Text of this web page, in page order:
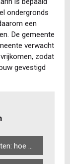
ondergronds
een
De gemeente
verwacht
zodat
gevestigd
Contractenrecht voor overheidsjuristen: hoe stel je een goed contract op?